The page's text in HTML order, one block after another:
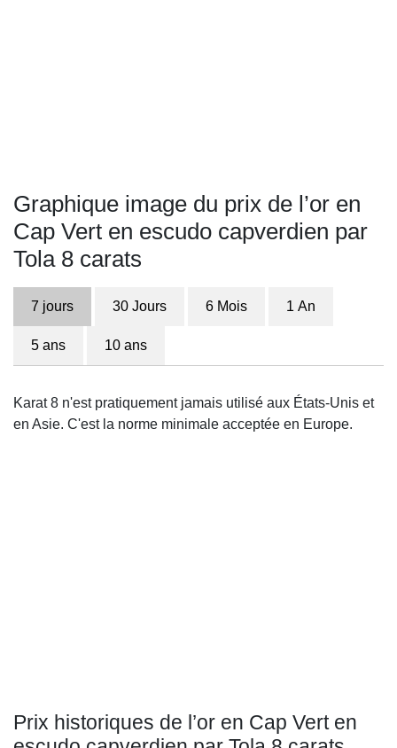
Graphique image du prix de l’or en
Cap Vert en escudo capverdien par
Tola 8 carats
7 jours 30 Jours 6 Mois 1 An
5 ans 10 ans
Karat 8 n'est pratiquement jamais utilisé aux États-Unis et
en Asie. C'est la norme minimale acceptée en Europe.
Prix historiques de l’or en Cap Vert en